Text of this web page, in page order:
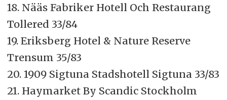
18. Nääs Fabriker Hotell Och Restaurang
Tollered 33/84
19. Eriksberg Hotel & Nature Reserve
Trensum 35/83
20. 1909 Sigtuna Stadshotell Sigtuna 33/83
21. Haymarket By Scandic Stockholm